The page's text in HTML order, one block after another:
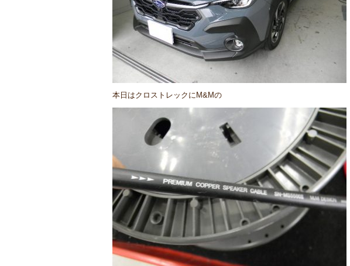
本日はクロストレックにM&Mの